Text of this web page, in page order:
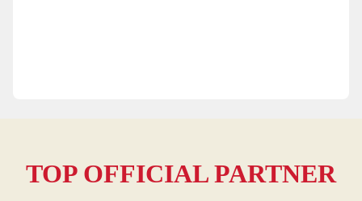
TOP OFFICIAL PARTNER